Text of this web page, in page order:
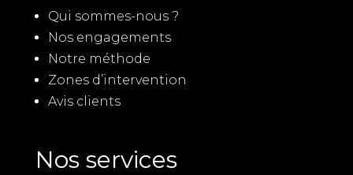
Qui sommes-nous ?
Nos engagements
Notre méthode
Zones d’intervention
Avis clients
Nos services